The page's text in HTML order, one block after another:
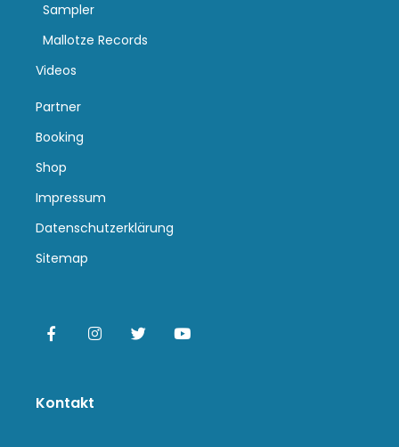
Sampler
Mallotze Records
Videos
Partner
Booking
Shop
Impressum
Datenschutzerklärung
Sitemap
Kontakt